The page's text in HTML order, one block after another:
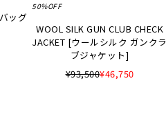
ッグ
50%OFF
WOOL SILK GUN CLUB CHECK
JACKET [ウールシルク ガンクラ
ブジャケット]
¥93,500¥46,750